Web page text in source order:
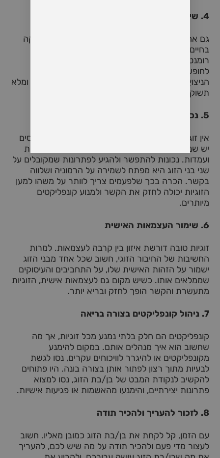
4. שימור הרומנטיקה
גם אחרי שנים של זוגיות, חשוב לשמור על הרומנטיקה
בחיים. זה יכול להיות דרך מחוות קטנות כמו פתקים
רומנטיים, הפתעות קטנות, דייטים קבועים או יציאה
לחופשות זוגיות. הרומנטיקה היא הדלק שמחזיק את
הניצוץ בחיים, והיא יכולה לעזור לשמר את הקשר חי ומלא
תשוקה.
5. נכונות להתפשר
אין זוגיות בלי פשרות. חשוב להבין שבכל מערכת יחסים
יש שני צדדים, שלפעמים יהיו הבדלים בצרכים, רצונות
ועמדות. נכונות להתפשר ולהגיע לפתרונות שמקובלים על
שני בני הזוג היא מפתח לשמירה על הרמוניה ושלווה
בקשר. הכרה בכך שלפעמים צריך לוותר על משהו למען
הזוגיות יכולה לחזק את הקשר ולמנוע קונפליקטים
מיותרים.
6. שימור העצמאות האישית
זוגיות טובה דורשת איזון בין קרבה לעצמאות. למרות
החשיבות של החיבור הזוגי, חשוב שכל אחד מבני הזוג
ישמור על הזהות האישית שלו, על התחביבים והעיסוקים
שממלאים אותו. כשיש מקום גם לעצמאות אישית, הזוגיות
מתעשרת והקשר הופך לחזק ובריא יותר.
7. ניהול קונפליקטים בצורה בריאה
קונפליקטים הם חלק בלתי נמנע מכל זוגיות, אך מה
שחשוב הוא איך מנהלים אותם. במקום להימנע
מקונפליקטים או להיגרר לוויכוחים עקרים, נסו לגשת
לבעיות מתוך רצון לפתור אותן בצורה בונה. היו פתוחים
להקשיב לנקודת המבט של בן/בת הזוג, נסו למצוא
פתרונות יצירתיים, והימנעו מהאשמות או פגיעות אישיות.
8. לזכור להעריך ולהכיר תודה
עם הזמן, קל לקחת את בן/בת הזוג כמובן מאליו. חשוב
לעצור מדי פעם ולהכיר תודה על מה שיש לכם, להעריך